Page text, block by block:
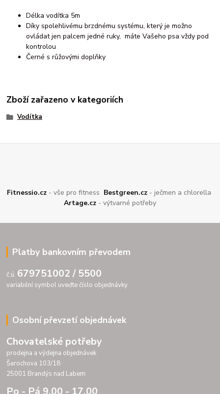
Délka vodítka 5m
Díky spolehlivému brzdnému systému, který je možno
ovládat jen palcem jedné ruky, máte Vašeho psa vždy pod
kontrolou
Černé s růžovými doplňky
Zboží zařazeno v kategoriích
Vodítka
Fitnessio.cz - vše pro fitness Bestgreen.cz - ječmen a chlorella
Artage.cz - výtvarné potřeby
Platby bankovním převodem
č.ú. 679751002 / 5500
variabilní symbol uveďte číslo objednávky
Osobní převzetí objednávek
Chovatelské potřeby
prodejna a výdejna objednávek
Šarochova 103/18
25001 Brandýs nad Labem
Po - Pá 9.00 - 17.00